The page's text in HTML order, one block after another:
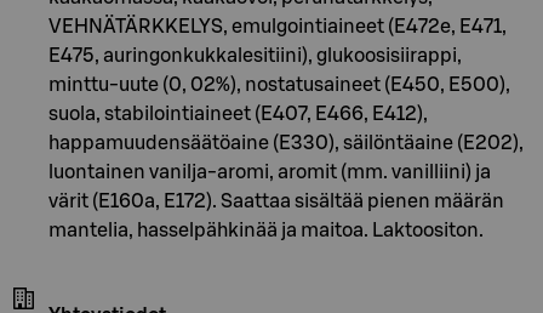
VEHNÄTÄRKKELYS, emulgointiaineet (E472e, E471,
E475, auringonkukkalesitiini), glukoosisiirappi,
minttu-uute (0, 02%), nostatusaineet (E450, E500),
suola, stabilointiaineet (E407, E466, E412),
happamuudensäätöaine (E330), säilöntäaine (E202),
luontainen vanilja-aromi, aromit (mm. vanilliini) ja
värit (E160a, E172). Saattaa sisältää pienen määrän
mantelia, hasselpähkinää ja maitoa. Laktoositon.